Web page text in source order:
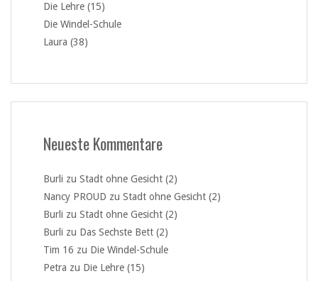
Die Lehre (15)
Die Windel-Schule
Laura (38)
Neueste Kommentare
Burli zu Stadt ohne Gesicht (2)
Nancy PROUD zu Stadt ohne Gesicht (2)
Burli zu Stadt ohne Gesicht (2)
Burli zu Das Sechste Bett (2)
Tim 16 zu Die Windel-Schule
Petra zu Die Lehre (15)